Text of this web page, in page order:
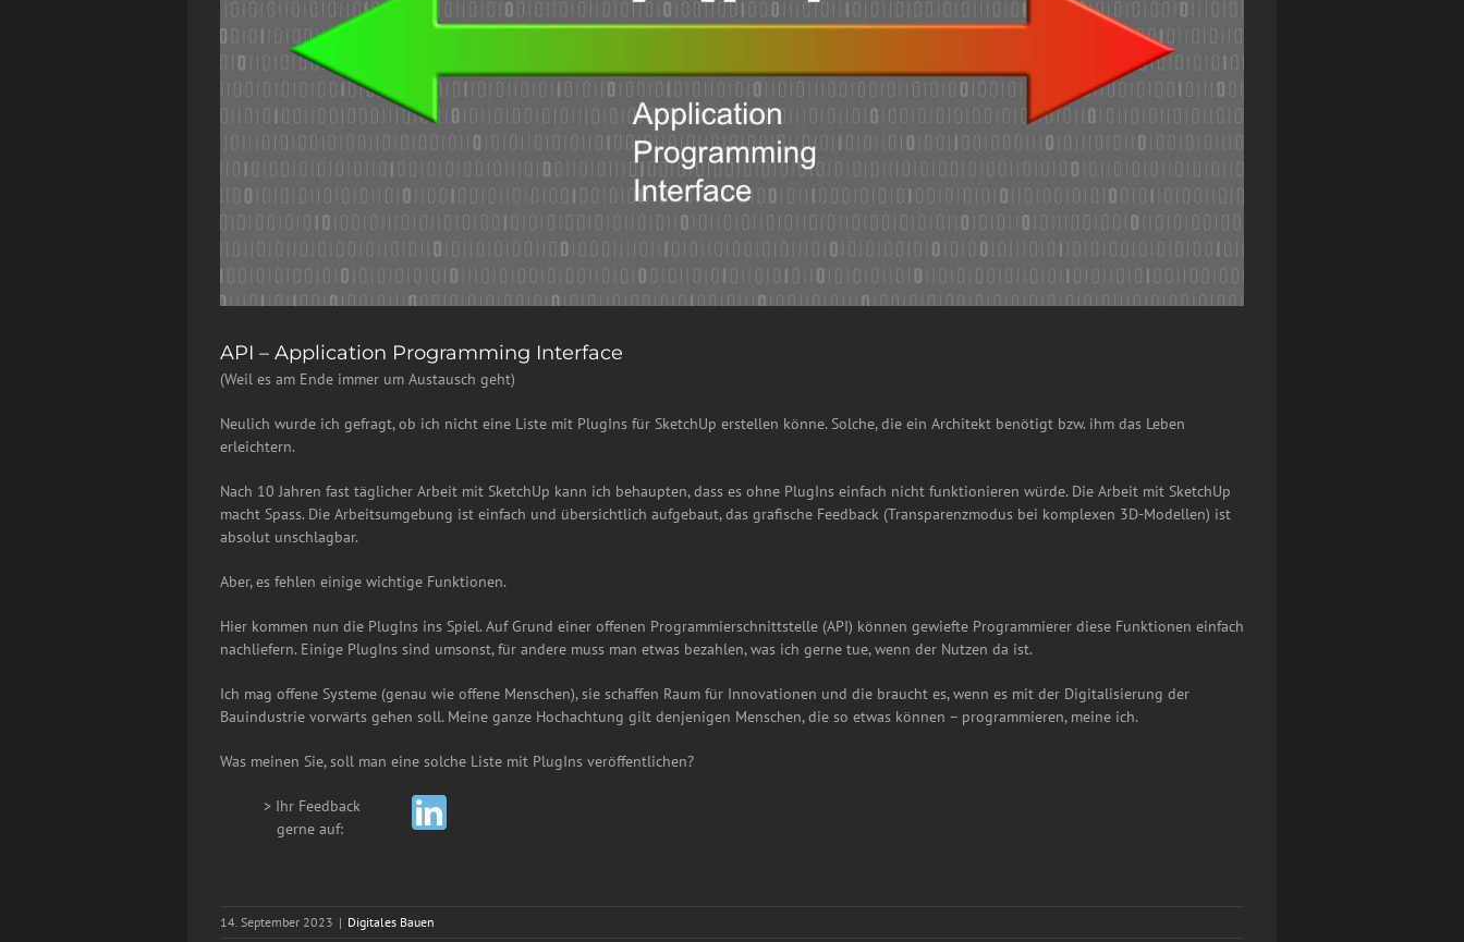
API – Application Programming Interface
(Weil es am Ende immer um Austausch geht)
Neulich wurde ich gefragt, ob ich nicht eine Liste mit PlugIns für SketchUp erstellen könne. Solche, die ein Architekt benötigt bzw. ihm das Leben
erleichtern.
Nach 10 Jahren fast täglicher Arbeit mit SketchUp kann ich behaupten, dass es ohne PlugIns einfach nicht funktionieren würde. Die Arbeit mit SketchUp
macht Spass. Die Arbeitsumgebung ist einfach und übersichtlich aufgebaut, das grafische Feedback (Transparenzmodus bei komplexen 3D-Modellen) ist
absolut unschlagbar.
Aber, es fehlen einige wichtige Funktionen.
Hier kommen nun die PlugIns ins Spiel. Auf Grund einer offenen Programmierschnittstelle (API) können gewiefte Programmierer diese Funktionen einfach
nachliefern. Einige PlugIns sind umsonst, für andere muss man etwas bezahlen, was ich gerne tue, wenn der Nutzen da ist.
Ich mag offene Systeme (genau wie offene Menschen), sie schaffen Raum für Innovationen und die braucht es, wenn es mit der Digitalisierung der
Bauindustrie vorwärts gehen soll. Meine ganze Hochachtung gilt denjenigen Menschen, die so etwas können – programmieren, meine ich.
Was meinen Sie, soll man eine solche Liste mit PlugIns veröffentlichen?
> Ihr Feedback
gerne auf:
14. September 2023 | Digitales Bauen